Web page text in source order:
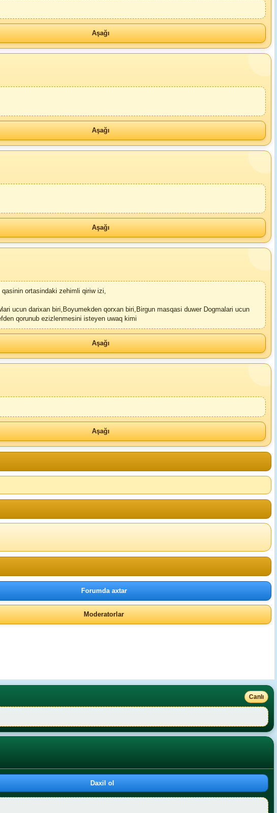
Aşağı
Aşağı
Aşağı
ortasindaki zehimli qiriw izi,
ucun darixan biri,Boyumekden qorxan biri,Birgun masqasi duwer Dogmalari ucun
qorunub ezizlenmesini isteyen uwaq kimi
Aşağı
Aşağı
Forumda axtar
Moderatorlar
Canlı
Daxil ol